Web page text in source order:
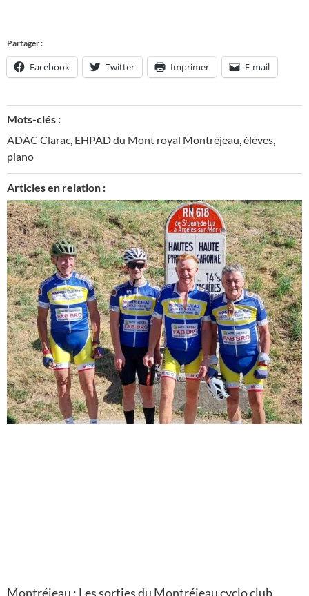
Partager :
Facebook Twitter Imprimer E-mail
Mots-clés :
ADAC Clarac, EHPAD du Mont royal Montréjeau,élèves,
piano
Articles en relation :
Montréjeau : Les sorties du Montréjeau cyclo club